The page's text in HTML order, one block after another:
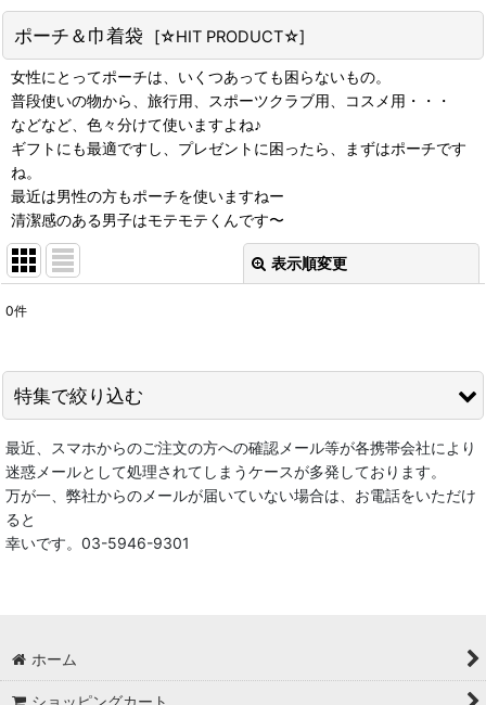
ポーチ＆巾着袋 [☆HIT PRODUCT☆]
女性にとってポーチは、いくつあっても困らないもの。
普段使いの物から、旅行用、スポーツクラブ用、コスメ用・・・
などなど、色々分けて使いますよね♪
ギフトにも最適ですし、プレゼントに困ったら、まずはポーチです
ね。
最近は男性の方もポーチを使いますねー
清潔感のある男子はモテモテくんです〜
表示順変更
在庫あり
並び順:
絞り込む
0件
特集で絞り込む
★★スペシャルセール会場★★
☆レトロ雑貨☆
ブライスドール｜ブライス正規取扱店
最近、スマホからのご注文の方への確認メール等が各携帯会社により
迷惑メールとして処理されてしまうケースが多発しております。
万が一、弊社からのメールが届いていない場合は、お電話をいただけ
ると
幸いです。03-5946-9301
ホーム
ショッピングカート